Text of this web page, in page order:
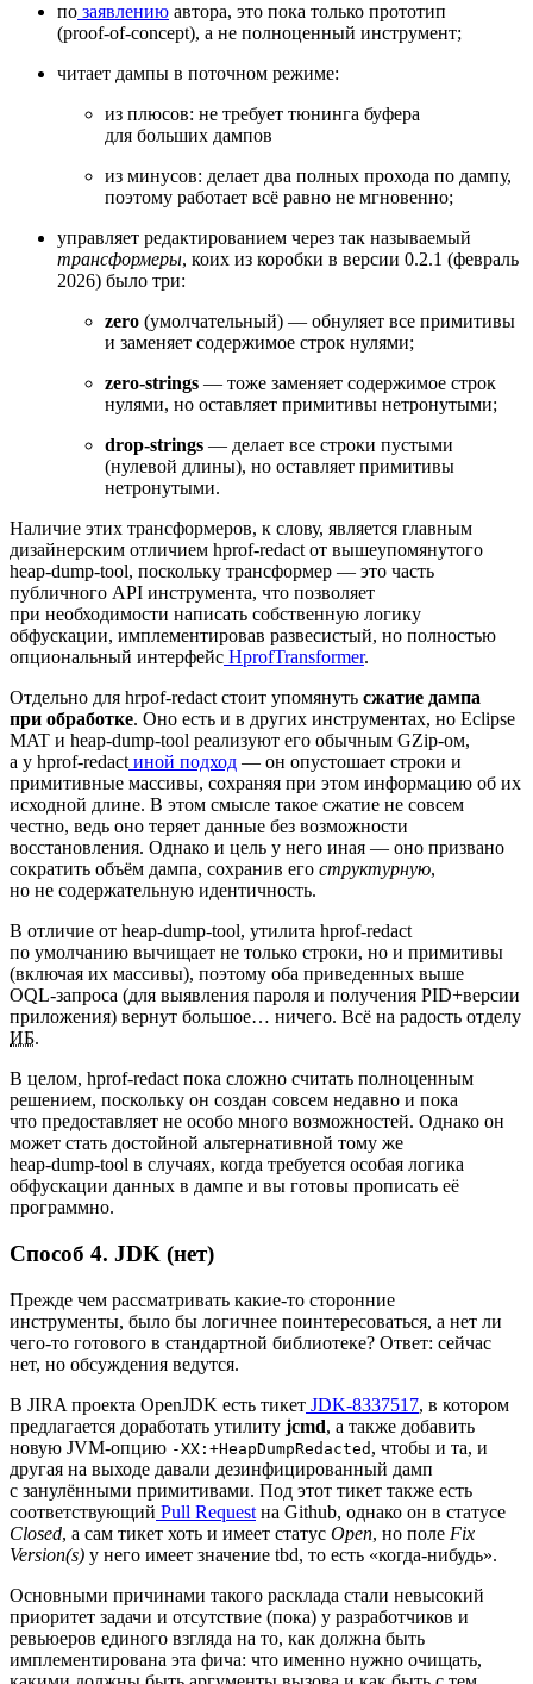
по заявлению автора, это пока только прототип
(proof‑of‑concept), а не полноценный инструмент;
читает дампы в поточном режиме:
из плюсов: не требует тюнинга буфера
для больших дампов
из минусов: делает два полных прохода по дампу,
поэтому работает всё равно не мгновенно;
управляет редактированием через так называемый
трансформеры, коих из коробки в версии 0.2.1 (февраль
2026) было три:
zero (умолчательный) — обнуляет все примитивы
и заменяет содержимое строк нулями;
zero‑strings — тоже заменяет содержимое строк
нулями, но оставляет примитивы нетронутыми;
drop‑strings — делает все строки пустыми
(нулевой длины), но оставляет примитивы
нетронутыми.
Наличие этих трансформеров, к слову, является главным
дизайнерским отличием hprof‑redact от вышеупомянутого
heap‑dump‑tool, поскольку трансформер — это часть
публичного API инструмента, что позволяет
при необходимости написать собственную логику
обфускации, имплементировав развесистый, но полностью
опциональный интерфейс HprofTransformer.
Отдельно для hrpof‑redact стоит упомянуть сжатие дампа
при обработке. Оно есть и в других инструментах, но Eclipse
MAT и heap‑dump‑tool реализуют его обычным GZip‑ом,
а у hprof‑redact иной подход — он опустошает строки и
примитивные массивы, сохраняя при этом информацию об их
исходной длине. В этом смысле такое сжатие не совсем
честно, ведь оно теряет данные без возможности
восстановления. Однако и цель у него иная — оно призвано
сократить объём дампа, сохранив его структурную,
но не содержательную идентичность.
В отличие от heap‑dump‑tool, утилита hprof‑redact
по умолчанию вычищает не только строки, но и примитивы
(включая их массивы), поэтому оба приведенных выше
OQL‑запроса (для выявления пароля и получения PID+версии
приложения) вернут большое… ничего. Всё на радость отделу
ИБ.
В целом, hprof‑redact пока сложно считать полноценным
решением, поскольку он создан совсем недавно и пока
что предоставляет не особо много возможностей. Однако он
может стать достойной альтернативной тому же
heap‑dump‑tool в случаях, когда требуется особая логика
обфускации данных в дампе и вы готовы прописать её
программно.
Способ 4. JDK (нет)
Прежде чем рассматривать какие‑то сторонние
инструменты, было бы логичнее поинтересоваться, а нет ли
чего‑то готового в стандартной библиотеке? Ответ: сейчас
нет, но обсуждения ведутся.
В JIRA проекта OpenJDK есть тикет JDK-8337517, в котором
предлагается доработать утилиту jcmd, а также добавить
новую JVM‑опцию -XX:+HeapDumpRedacted , чтобы и та, и
другая на выходе давали дезинфицированный дамп
с занулёнными примитивами. Под этот тикет также есть
соответствующий Pull Request на Github, однако он в статусе
Closed, а сам тикет хоть и имеет статус Open, но поле Fix
Version(s) у него имеет значение tbd, то есть «когда‑нибудь».
Основными причинами такого расклада стали невысокий
приоритет задачи и отсутствие (пока) у разработчиков и
ревьюеров единого взгляда на то, как должна быть
имплементирована эта фича: что именно нужно очищать,